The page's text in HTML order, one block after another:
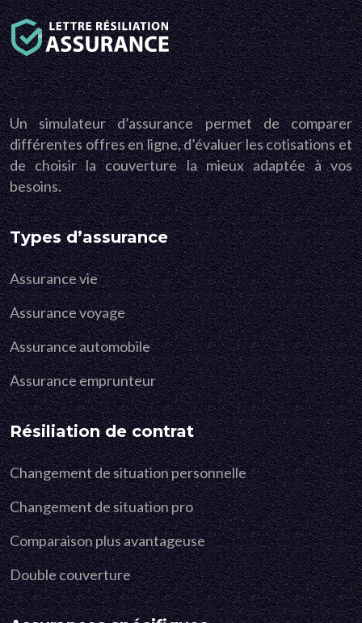
Un simulateur d’assurance permet de comparer
différentes offres en ligne, d’évaluer les cotisations et
de choisir la couverture la mieux adaptée à vos
besoins.
Types d’assurance
Assurance vie
Assurance voyage
Assurance automobile
Assurance emprunteur
Résiliation de contrat
Changement de situation personnelle
Changement de situation pro
Comparaison plus avantageuse
Double couverture